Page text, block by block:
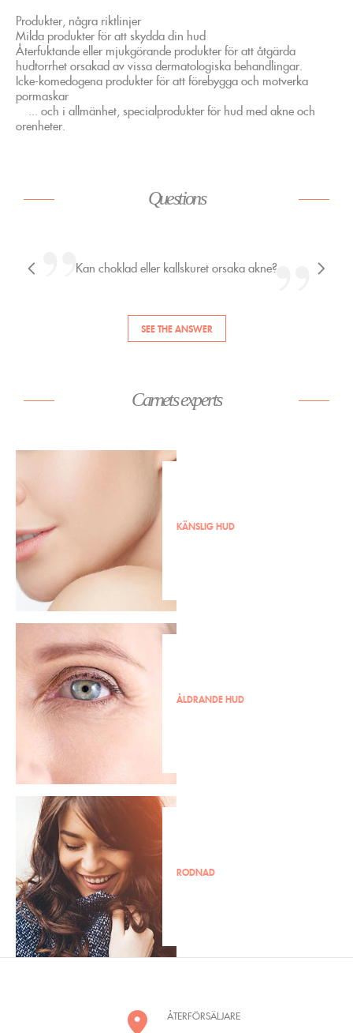
Produkter, några riktlinjer
Milda produkter för att skydda din hud
Återfuktande eller mjukgörande produkter för att åtgärda
hudtorrhet orsakad av vissa dermatologiska behandlingar.
Icke-komedogena produkter för att förebygga och motverka
pormaskar
... och i allmänhet, specialprodukter för hud med akne och
orenheter.
Questions
Hur är det med solen?
SEE THE ANSWER
Carnets experts
KÄNSLIG HUD
ÅLDRANDE HUD
RODNAD
ÅTERFÖRSÄLJARE